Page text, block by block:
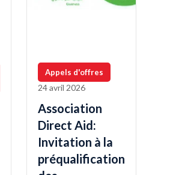
Appels d'offres
24 avril 2026
Association
Direct Aid:
Invitation à la
préqualification